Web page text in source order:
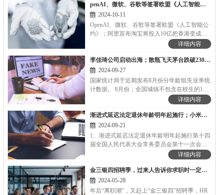
源转型领导者的地位，扩大了其全球影响力。
penAI、微软、谷歌等签署欧盟《人工智能公约》丨HR资讯集锦
2024-10-11
OpenAI、微软、谷歌等签署欧盟《人工智能公
约》；阿里宣布淘宝将投入10亿把香港变成包
详细内容
李佳琦公司启动出海；散瓶飞天茅台跌破2300元丨HR资讯集锦
2024-09-27
国家统计局于近期发布8月份分年龄组失业率统
计数据。 8月份，全国城镇不包含在校生的16-
24岁劳动力失业率为18.8%，比上月上升1.7个
百分点，连续两个月上升，且创今年以来新
高。全国城镇不包含在校生的25-29岁劳动力失
业率为6.9%，较上月上升0.4个百分点。全国城
镇不包含在校生的30-59岁劳动力失业率为
3.9%，与上月持平。（新闻来源：国家统计
详细内容
渐进式延迟法定退休年龄明年起施行；小米销量超越苹果，成全球第2大智能手机品牌丨HR资讯集锦
2024-09-21
1、渐进式延迟法定退休年龄明年起施行第十四
届全国人民代表大会常务委员会第十一次会议
通过了《关于实施渐进式延迟法定退休年龄的
年龄，用十五年时间，逐步将男职工的法定
退...
详细内容
金三银四招聘季，过来人告诉你求职时一定要避开的7类小公司
2024-05-28
年后“离职潮”，又赶上“金三银四”招聘季，HR